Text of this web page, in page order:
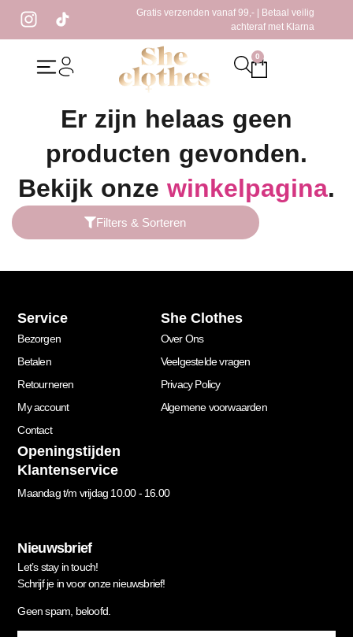
Gratis verzenden vanaf 99,- | Betaal veilig
achteraf met Klarna
0
/ Producten getagged “trui rood”
Er zijn helaas geen
producten gevonden.
Bekijk onze winkelpagina.
Filters & Sorteren
Service
Bezorgen
Betalen
Retourneren
My account
Contact
She Clothes
Over Ons
Veelgestelde vragen
Privacy Policy
Algemene voorwaarden
Openingstijden
Klantenservice
Maandag t/m vrijdag 10.00 - 16.00
Nieuwsbrief
Let’s stay in touch!
Schrijf je in voor onze nieuwsbrief!
Geen spam, beloofd.